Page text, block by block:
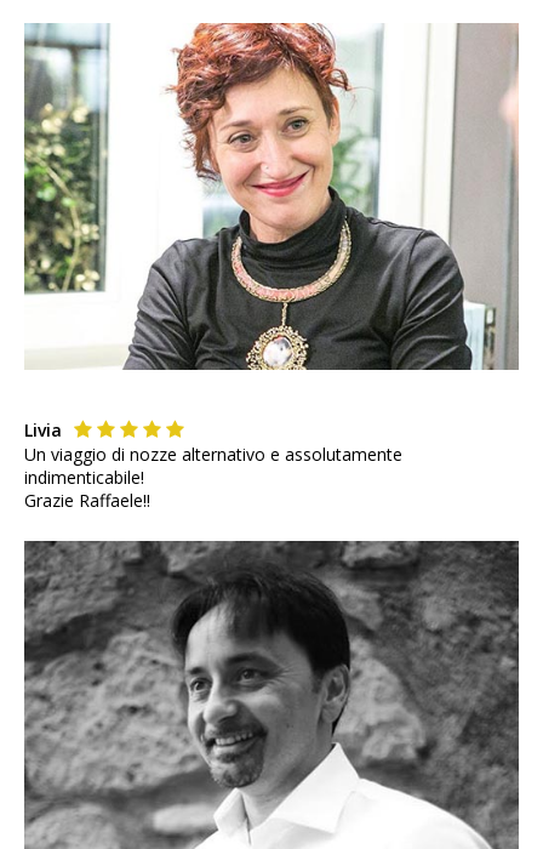
Livia
Un viaggio di nozze alternativo e assolutamente
indimenticabile!
Grazie Raffaele!!